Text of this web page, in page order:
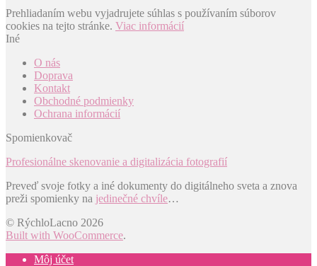
Prehliadaním webu vyjadrujete súhlas s používaním súborov
cookies na tejto stránke. Viac informácií
Iné
O nás
Doprava
Kontakt
Obchodné podmienky
Ochrana informácií
Spomienkovač
Profesionálne skenovanie a digitalizácia fotografií
Preveď svoje fotky a iné dokumenty do digitálneho sveta a znova
preži spomienky na jedinečné chvíle…
© RýchloLacno 2026
Built with WooCommerce.
Môj účet